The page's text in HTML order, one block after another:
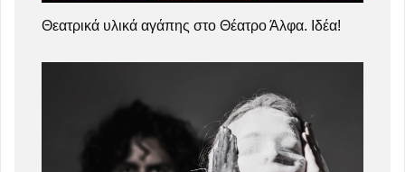
Θεατρικά υλικά αγάπης στο Θέατρο Άλφα. Ιδέα!